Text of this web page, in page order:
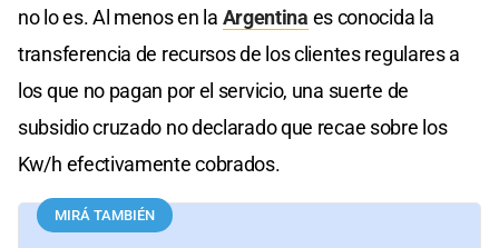
no lo es. Al menos en la Argentina es conocida la
transferencia de recursos de los clientes regulares a
los que no pagan por el servicio, una suerte de
subsidio cruzado no declarado que recae sobre los
Kw/h efectivamente cobrados.
MIRÁ TAMBIÉN